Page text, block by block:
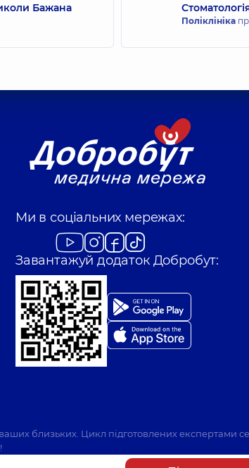
Бажана
Поліклініка
Ми в соціальних мережах:
Завантажуй додаток Добробут:
близьких. Цикл підготовлених експертами